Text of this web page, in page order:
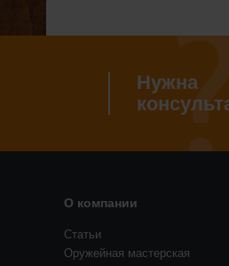
Нужна
О компании
Статьи
Оружейная мастерская